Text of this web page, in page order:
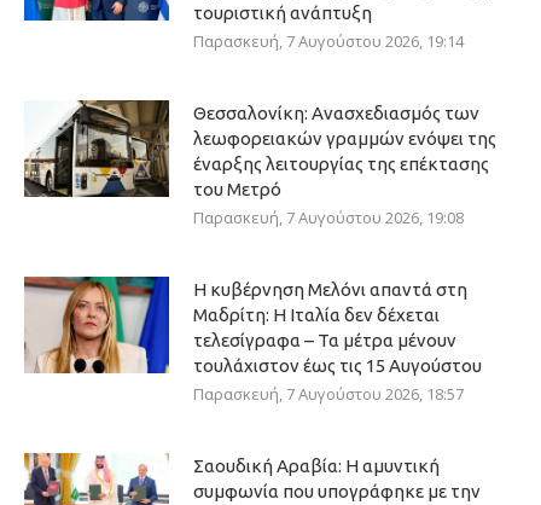
τουριστική ανάπτυξη
Παρασκευή, 7 Αυγούστου 2026, 19:14
Θεσσαλονίκη: Ανασχεδιασμός των
λεωφορειακών γραμμών ενόψει της
έναρξης λειτουργίας της επέκτασης
του Μετρό
Παρασκευή, 7 Αυγούστου 2026, 19:08
Η κυβέρνηση Μελόνι απαντά στη
Μαδρίτη: Η Ιταλία δεν δέχεται
τελεσίγραφα – Τα μέτρα μένουν
τουλάχιστον έως τις 15 Αυγούστου
Παρασκευή, 7 Αυγούστου 2026, 18:57
Σαουδική Αραβία: Η αμυντική
συμφωνία που υπογράφηκε με την